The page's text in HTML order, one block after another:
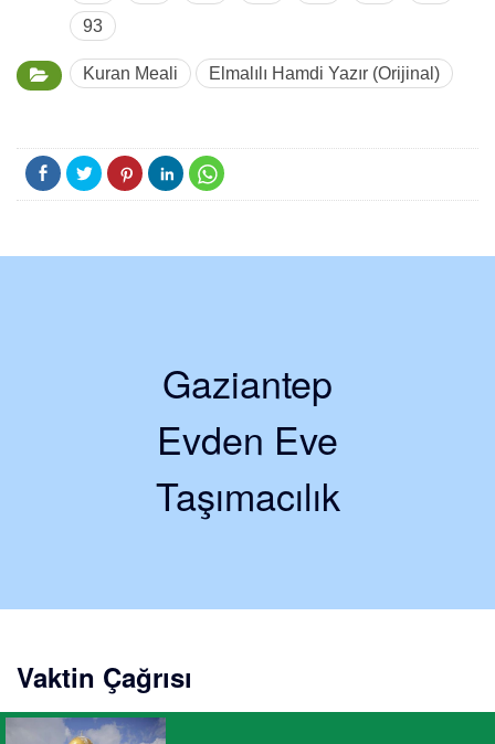
93
Kuran Meali Elmalılı Hamdi Yazır (Orijinal)
Gaziantep
Evden Eve
Taşımacılık
Vaktin Çağrısı